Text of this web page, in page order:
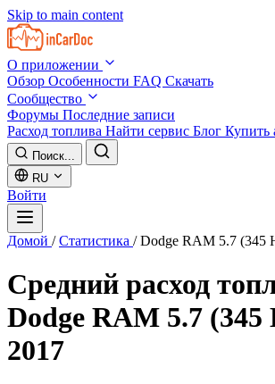
Skip to main content
О приложении
Обзор Особенности FAQ Скачать
Сообщество
Форумы Последние записи
Расход топлива Найти сервис Блог Купить
Поиск...
RU
Войти
Домой / Статистика / Dodge RAM 5.7 (345
Средний расход
Dodge RAM 5.7 (345
2017